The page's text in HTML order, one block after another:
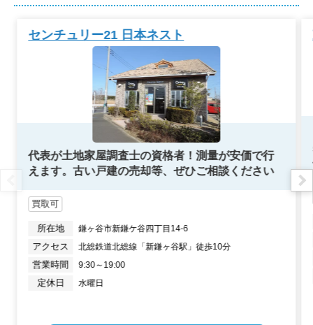
群馬県前橋市岩神町二丁目
土地面積:147
埼玉県北本市東間八丁目
状態:更地
センチュリー21 日本ネスト
代表が土地家屋調査士の資格者！測量が安価で行
えます。古い戸建の売却等、ぜひご相談ください
買取可
所在地 鎌ヶ谷市新鎌ケ谷四丁目14-6
アクセス 北総鉄道北総線「新鎌ヶ谷駅」徒歩10分
営業時間 9:30～19:00
定休日 水曜日